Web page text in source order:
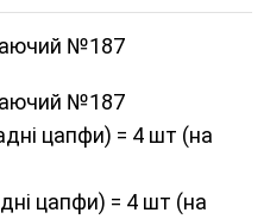
№187
№187
цапфи) = 4 шт (на
цапфи) = 4 шт (на